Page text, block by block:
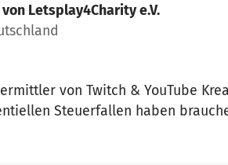
Letsplay4Charity e.V.
von Twitch & YouTube
Steuerfallen haben